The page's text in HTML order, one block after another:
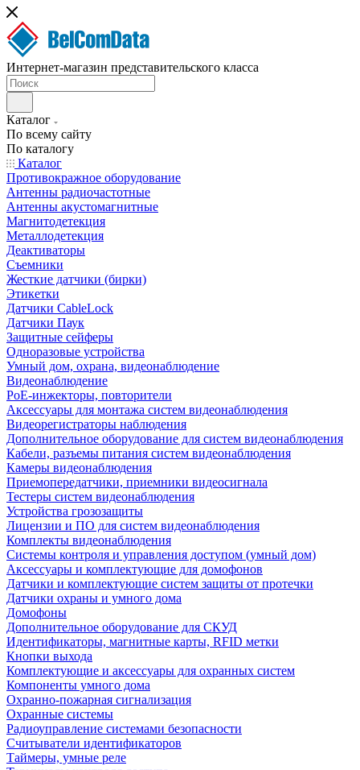
Интернет-магазин представительского класса
Каталог
По всему сайту
По каталогу
Каталог
Противокражное оборудование
Антенны радиочастотные
Антенны акустомагнитные
Магнитодетекция
Металлодетекция
Деактиваторы
Съемники
Жесткие датчики (бирки)
Этикетки
Датчики CableLock
Датчики Паук
Защитные сейферы
Одноразовые устройства
Умный дом, охрана, видеонаблюдение
Видеонаблюдение
PoE-инжекторы, повторители
Аксессуары для монтажа систем видеонаблюдения
Видеорегистраторы наблюдения
Дополнительное оборудование для систем видеонаблюдения
Кабели, разъемы питания систем видеонаблюдения
Камеры видеонаблюдения
Приемопередатчики, приемники видеосигнала
Тестеры систем видеонаблюдения
Устройства грозозащиты
Лицензии и ПО для систем видеонаблюдения
Комплекты видеонаблюдения
Системы контроля и управления доступом (умный дом)
Аксессуары и комплектующие для домофонов
Датчики и комплектующие систем защиты от протечки
Датчики охраны и умного дома
Домофоны
Дополнительное оборудование для СКУД
Идентификаторы, магнитные карты, RFID метки
Кнопки выхода
Комплектующие и аксессуары для охранных систем
Компоненты умного дома
Охранно-пожарная сигнализация
Охранные системы
Радиоуправление системами безопасности
Считыватели идентификаторов
Таймеры, умные реле